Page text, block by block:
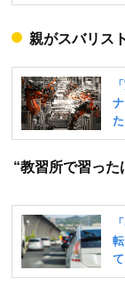
親がスバリス
“教習所で習った